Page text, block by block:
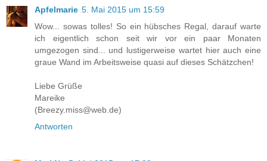
Apfelmarie 5. Mai 2015 um 15:59
Wow... sowas tolles! So ein hübsches Regal, darauf warte
ich eigentlich schon seit wir vor ein paar Monaten
umgezogen sind... und lustigerweise wartet hier auch eine
graue Wand im Arbeitsweise quasi auf dieses Schätzchen!
Liebe Grüße
Mareike
(Breezy.miss@web.de)
Antworten